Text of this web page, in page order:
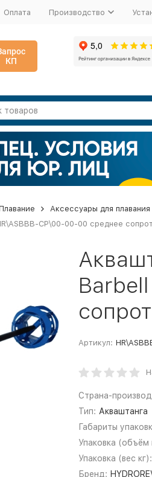
Оплата Производство
КП
Аксессуары для плавания
CP\00-00-00 среднее
Артикул:
Страна-
Тип: Акваштанга
Габариты
Упаковка (объём
Упаковка (вес кг):
Бренд: